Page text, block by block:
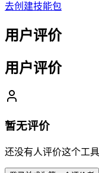
去创建技能包
用户评价
用户评价
暂无评价
还没有人评价这个工具